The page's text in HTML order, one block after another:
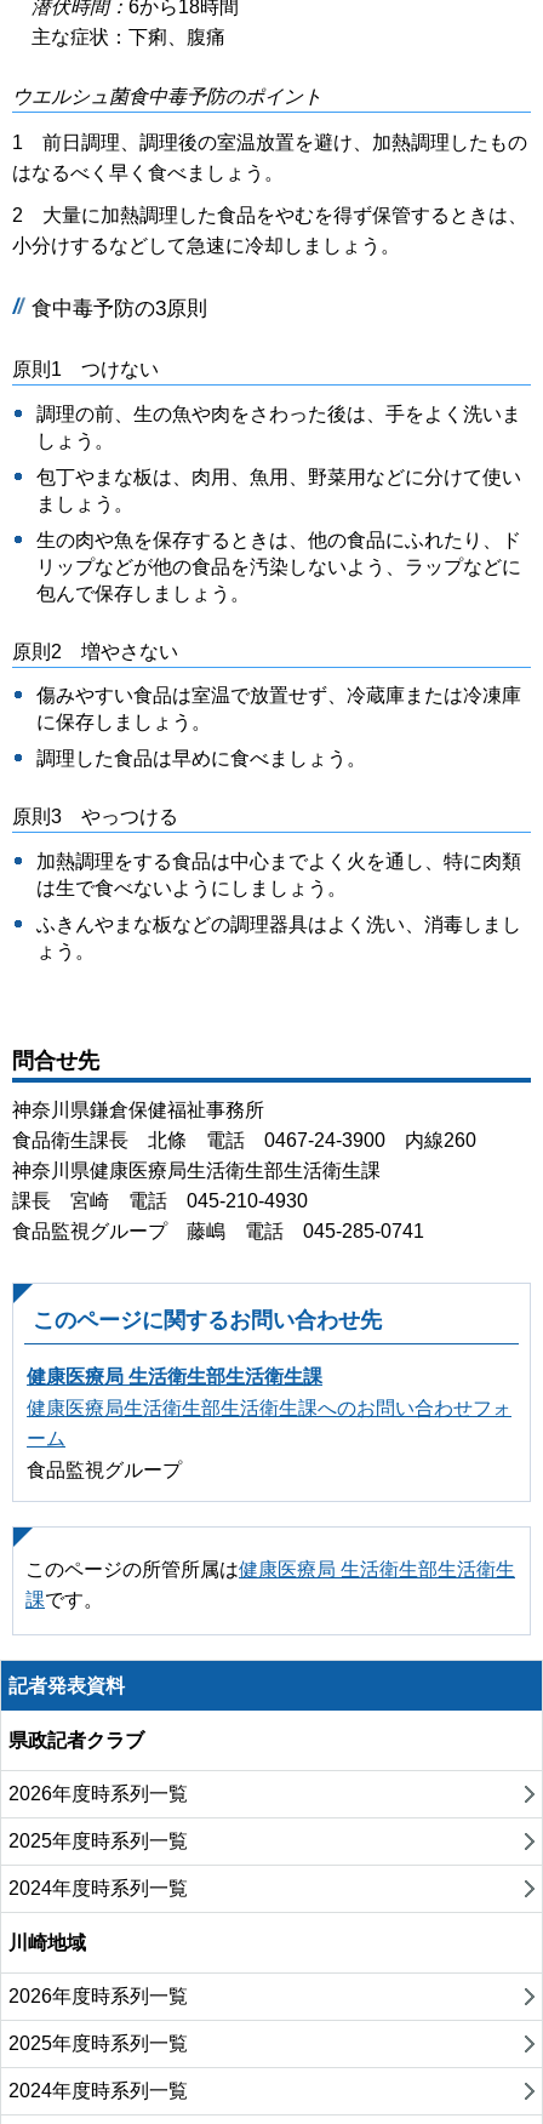
潜伏時間： 6から18時間
主な症状：下痢、腹痛
ウエルシュ菌食中毒予防のポイント
1 前日調理、調理後の室温放置を避け、加熱調理したもの
はなるべく早く食べましょう。
2 大量に加熱調理した食品をやむを得ず保管するときは、
小分けするなどして急速に冷却しましょう。
食中毒予防の3原則
原則1 つけない
調理の前、生の魚や肉をさわった後は、手をよく洗いま
しょう。
包丁やまな板は、肉用、魚用、野菜用などに分けて使い
ましょう。
生の肉や魚を保存するときは、他の食品にふれたり、ド
リップなどが他の食品を汚染しないよう、ラップなどに
包んで保存しましょう。
原則2 増やさない
傷みやすい食品は室温で放置せず、冷蔵庫または冷凍庫
に保存しましょう。
調理した食品は早めに食べましょう。
原則3 やっつける
加熱調理をする食品は中心までよく火を通し、特に肉類
は生で食べないようにしましょう。
ふきんやまな板などの調理器具はよく洗い、消毒しまし
ょう。
問合せ先
神奈川県鎌倉保健福祉事務所
食品衛生課長 北條 電話 0467-24-3900 内線260
神奈川県健康医療局生活衛生部生活衛生課
課長 宮崎 電話 045-210-4930
食品監視グループ 藤嶋 電話 045-285-0741
このページに関するお問い合わせ先
健康医療局 生活衛生部生活衛生課
健康医療局生活衛生部生活衛生課へのお問い合わせフォ
ーム
食品監視グループ
このページの所管所属は健康医療局 生活衛生部生活衛生
課です。
記者発表資料
県政記者クラブ
2026年度時系列一覧
2025年度時系列一覧
2024年度時系列一覧
川崎地域
2026年度時系列一覧
2025年度時系列一覧
2024年度時系列一覧